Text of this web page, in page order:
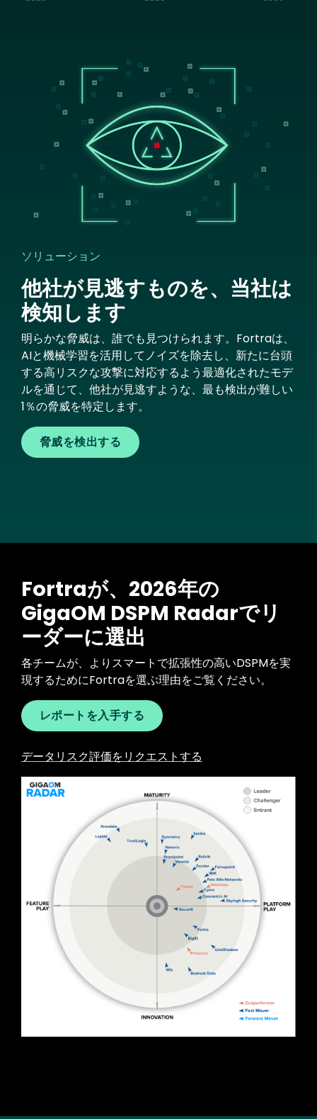
ソリューション
他社が見逃すものを、当社は
検知します
明らかな脅威は、誰でも見つけられます。Fortraは、
AIと機械学習を活用してノイズを除去し、新たに台頭
する高リスクな攻撃に対応するよう最適化されたモデ
ルを通じて、他社が見逃すような、最も検出が難しい
1％の脅威を特定します。
脅威を検出する
Fortraが、2026年の
GigaOM DSPM Radarでリ
ーダーに選出
各チームが、よりスマートで拡張性の高いDSPMを実
現するためにFortraを選ぶ理由をご覧ください。
レポートを入手する
データリスク評価をリクエストする
Image